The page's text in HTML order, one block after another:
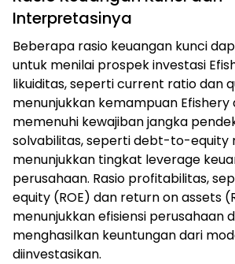
Interpretasinya
Beberapa rasio keuangan kunci
untuk menilai prospek investasi
likuiditas, seperti current ratio dan
menunjukkan kemampuan Efishery
memenuhi kewajiban jangka
solvabilitas, seperti debt-to-equity
menunjukkan tingkat leverage
perusahaan. Rasio profitabilitas,
equity (ROE) dan return on assets
menunjukkan efisiensi perusahaan
menghasilkan keuntungan dari
diinvestasikan.